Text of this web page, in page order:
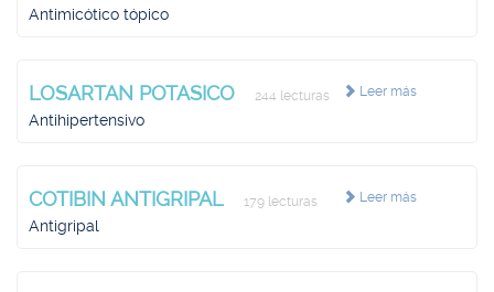
Antimicótico tópico
Leer más
LOSARTAN POTASICO 244 lecturas
Antihipertensivo
Leer más
COTIBIN ANTIGRIPAL 179 lecturas
Antigripal